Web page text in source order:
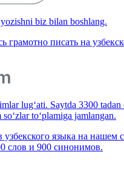
biz bilan boshlang.
грамотно писать на
lug‘ati. Saytda 3300 tadan
to‘plamiga jamlangan.
языка на нашем
слов и 900 синонимов.